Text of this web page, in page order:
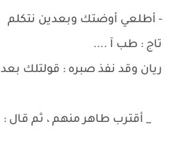
- أطلعي أوضتك وبعدين نتكلم
تاج : طب آ ....
ريان وقد نفذ صبره : قولتلك
_ أقترب طاهر منهم ، ثم قال :